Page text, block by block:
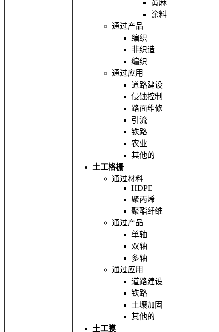
黄麻
涂料
通过产品
编织
非织造
编织
通过应用
道路建设
侵蚀控制
路面维修
引流
铁路
农业
其他的
土工格栅
通过材料
HDPE
聚丙烯
聚酯纤维
通过产品
单轴
双轴
多轴
通过应用
道路建设
铁路
土壤加固
其他的
土工膜